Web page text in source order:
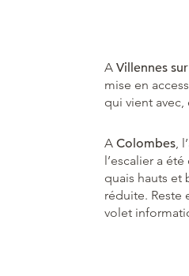
A Villennes
mise en
qui vient avec,
A Colombes,
l’escalier a
quais hauts et
réduite. Reste
volet